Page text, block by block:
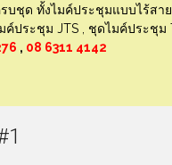
บชุด ทั้งไมค์ประชุมแบบไร้สา
ค์ประชุม JTS , ชุดไมค์ประชุม
, 08 6311 4142